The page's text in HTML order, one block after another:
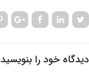
دیدگاه خود را بنویسید